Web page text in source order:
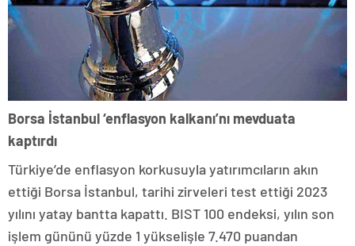
Borsa İstanbul ‘enflasyon kalkanı’nı mevduata
kaptırdı
Türkiye’de enflasyon korkusuyla yatırımcıların akın
ettiği Borsa İstanbul, tarihi zirveleri test ettiği 2023
yılını yatay bantta kapattı. BIST 100 endeksi, yılın son
işlem gününü yüzde 1 yükselişle 7.470 puandan